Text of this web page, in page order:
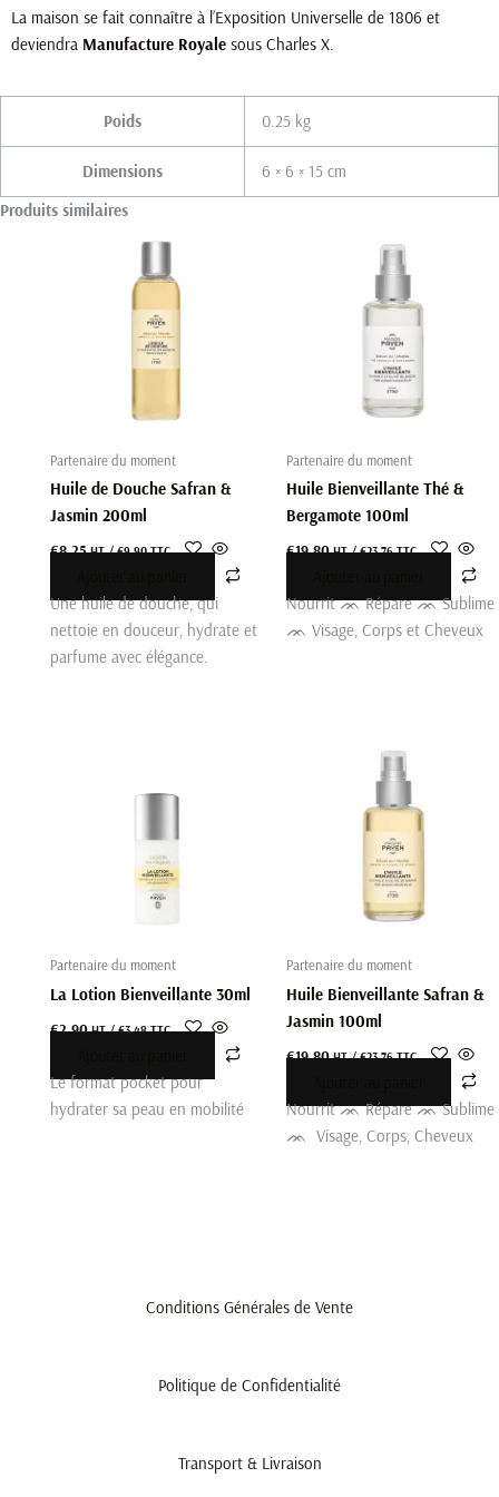
La maison se fait connaître à l’Exposition Universelle de 1806 et
deviendra Manufacture Royale sous Charles X.
Poids 0.25 kg
Dimensions
6 × 6 × 15 cm
Produits similaires
Partenaire du moment
Huile de Douche Safran &
Jasmin 200ml
€8.25 HT /€9.90TTC
Une huile de douche, qui
nettoie en douceur, hydrate et
parfume avec élégance.
Partenaire du moment
Huile Bienveillante Thé &
Bergamote 100ml
€19.80 HT /€23.76TTC
Nourrit ᨏ Répare ᨏ Sublime
ᨏ Visage, Corps et Cheveux
Partenaire du moment
La Lotion Bienveillante 30ml
€2.90 HT /€3.48TTC
Le format pocket pour
hydrater sa peau en mobilité
Partenaire du moment
Huile Bienveillante Safran &
Jasmin 100ml
€19.80 HT /€23.76TTC
Nourrit ᨏ Répare ᨏ Sublime
ᨏ Visage, Corps, Cheveux
Conditions Générales de Vente
Politique de Confidentialité
Transport & Livraison